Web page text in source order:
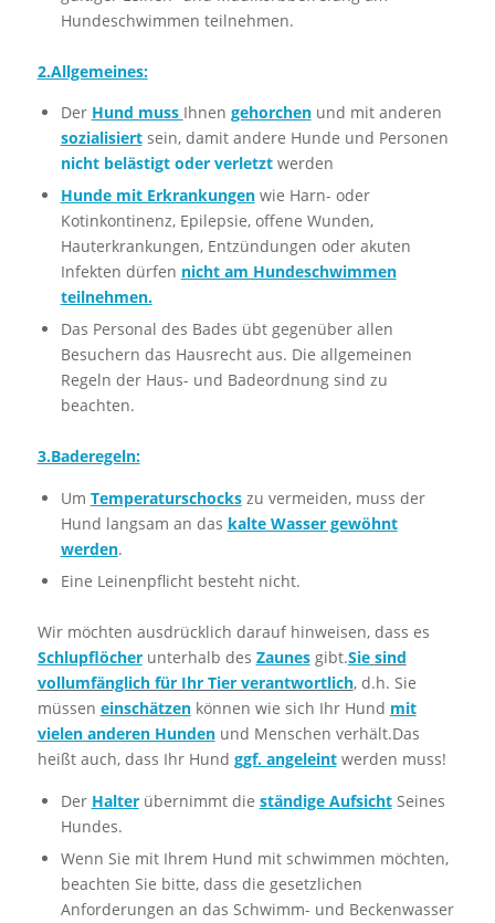
Hundeschwimmen teilnehmen.
2.Allgemeines:
Der Hund muss Ihnen gehorchenund mit anderen
sozialisiertsein, damit andere Hunde und Personen
nicht belästigt oder verletztwerden
Hunde mit Erkrankungenwie Harn- oder
Kotinkontinenz, Epilepsie, offene Wunden,
Hauterkrankungen, Entzündungen oder akuten
Infekten dürfen nicht am Hundeschwimmen
teilnehmen.
Das Personal des Bades übt gegenüber allen
Besuchern das Hausrecht aus. Die allgemeinen
Regeln der Haus- und Badeordnung sind zu
beachten.
3.Baderegeln:
Um Temperaturschockszu vermeiden, muss der
Hund langsam an das kalte Wasser gewöhnt
werden.
Eine Leinenpflicht besteht nicht.
Wir möchten ausdrücklich darauf hinweisen, dass es
Schlupflöcherunterhalb des Zaunesgibt.Sie sind
vollumfänglich für Ihr Tier verantwortlich, d.h. Sie
müssen einschätzenkönnen wie sich Ihr Hund mit
vielen anderen Hundenund Menschen verhält.Das
heißt auch, dass Ihr Hund ggf. angeleintwerden muss!
Der Halterübernimmt die ständige AufsichtSeines
Hundes.
Wenn Sie mit Ihrem Hund mit schwimmen möchten,
beachten Sie bitte, dass die gesetzlichen
Anforderungen an das Schwimm- und Beckenwasser